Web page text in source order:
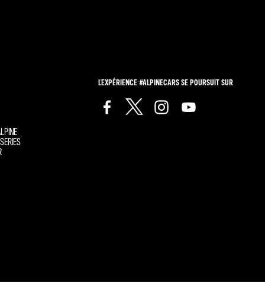
L'EXPÉRIENCE #ALPINECARS SE POURSUIT SUR